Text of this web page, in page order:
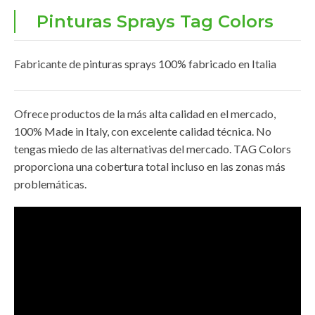
Pinturas Sprays Tag Colors
Fabricante de pinturas sprays 100% fabricado en Italia
Ofrece productos de la más alta calidad en el mercado,
100% Made in Italy, con excelente calidad técnica. No
tengas miedo de las alternativas del mercado. TAG Colors
proporciona una cobertura total incluso en las zonas más
problemáticas.